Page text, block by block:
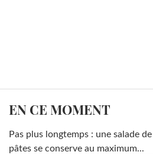
EN CE MOMENT
Pas plus longtemps : une salade de
pâtes se conserve au maximum...